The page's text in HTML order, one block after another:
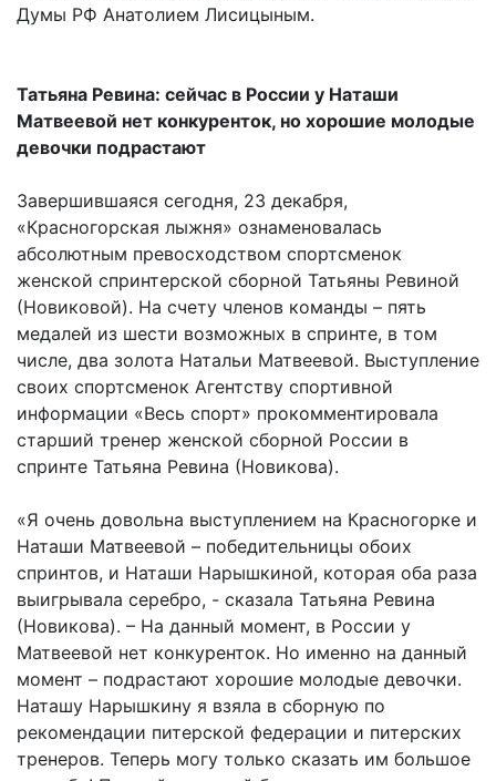
Думы РФ Анатолием Лисицыным.
Татьяна Ревина: сейчас в России у Наташи
Матвеевой нет конкуренток, но хорошие молодые
девочки подрастают
Завершившаяся сегодня, 23 декабря,
«Красногорская лыжня» ознаменовалась
абсолютным превосходством спортсменок
женской спринтерской сборной Татьяны Ревиной
(Новиковой). На счету членов команды – пять
медалей из шести возможных в спринте, в том
числе, два золота Натальи Матвеевой. Выступление
своих спортсменок Агентству спортивной
информации «Весь спорт» прокомментировала
старший тренер женской сборной России в
спринте Татьяна Ревина (Новикова).
«Я очень довольна выступлением на Красногорке и
Наташи Матвеевой – победительницы обоих
спринтов, и Наташи Нарышкиной, которая оба раза
выигрывала серебро, - сказала Татьяна Ревина
(Новикова). – На данный момент, в России у
Матвеевой нет конкуренток. Но именно на данный
момент – подрастают хорошие молодые девочки.
Наташу Нарышкину я взяла в сборную по
рекомендации питерской федерации и питерских
тренеров. Теперь могу только сказать им большое